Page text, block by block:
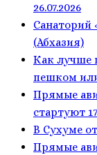
26.07.2026
(Абхазия)
Как лучше
пешком
Прямые
стартуют
В Сухуме
Прямые